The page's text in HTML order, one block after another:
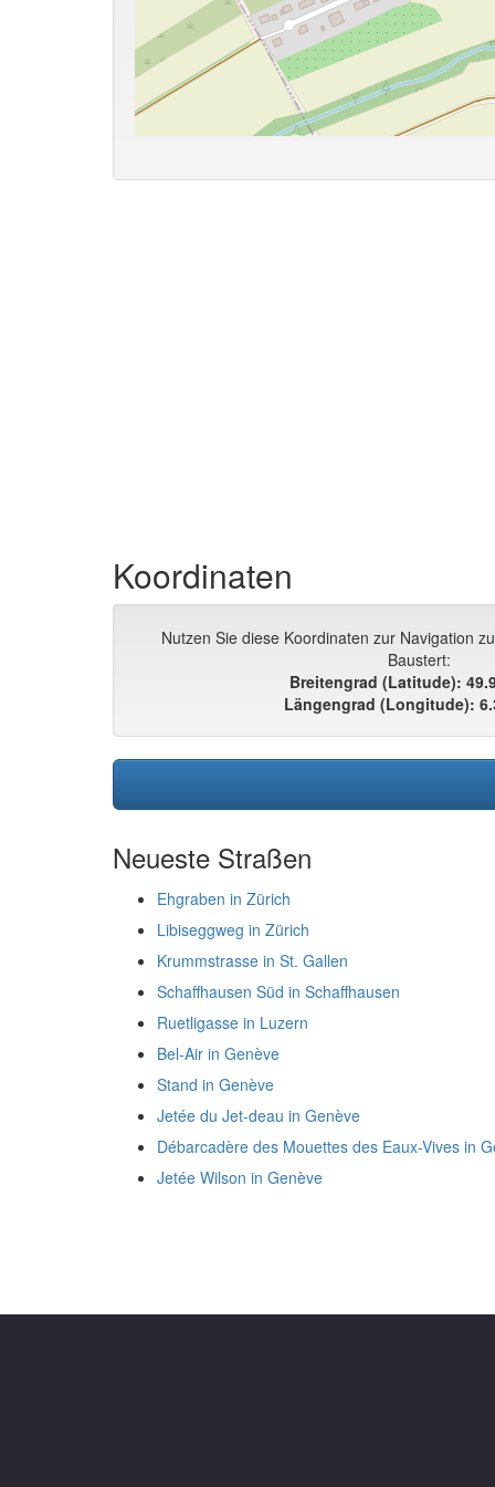
Koordinaten
Nutzen Sie diese Koordinaten zur Navigation
Baustert:
Breitengrad (Latitude):
Längengrad (Longitude):
Neueste Straßen
Ehgraben in Zürich
Libiseggweg in Zürich
Krummstrasse in St. Gallen
Schaffhausen Süd in Schaffhausen
Ruetligasse in Luzern
Bel-Air in Genève
Stand in Genève
Jetée du Jet-deau in Genève
Débarcadère des Mouettes des Eaux-Vives in
Jetée Wilson in Genève